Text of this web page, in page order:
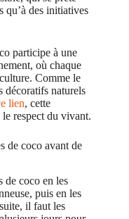
qu’à des initiatives
participe à une
où chaque
Comme le
décoratifs naturels
lien, cette
respect du vivant.
de coco avant de
de coco en les
puis en les
il faut les